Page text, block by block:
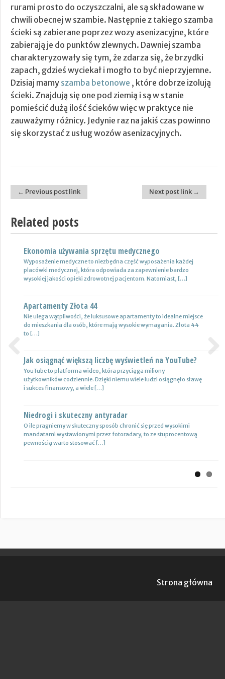
rurami prosto do oczyszczalni, ale są składowane w
chwili obecnej w szambie. Następnie z takiego szamba
ścieki są zabierane poprzez wozy asenizacyjne, które
zabierają je do punktów zlewnych. Dawniej szamba
charakteryzowały się tym, że zdarza się, że brzydki
zapach, gdzieś wyciekał i mogło to być nieprzyjemne.
Dzisiaj mamy szamba betonowe , które dobrze izolują
ścieki. Znajdują się one pod ziemią i są w stanie
pomieścić dużą ilość ścieków więc w praktyce nie
zauważymy różnicy. Jedynie raz na jakiś czas powinno
się skorzystać z usług wozów asenizacyjnych.
Post navigation
← Previous post link Next post link →
Related posts
Ekonomia używania sprzętu medycznego
Wyposażenie medyczne to niezbędna część wyposażenia każdej
placówki medycznej, która odpowiada za zapewnienie bardzo
wysokiej jakości opieki zdrowotnej pacjentom. Natomiast, […]
Apartamenty Złota 44
Nie ulega wątpliwości, że luksusowe apartamenty to idealne miejsce
do mieszkania dla osób, które mają wysokie wymagania. Złota 44
to […]
Jak osiągnąć większą liczbę wyświetleń na YouTube?
YouTube to platforma wideo, która przyciąga miliony
użytkowników codziennie. Dzięki niemu wiele ludzi osiągnęło sławę
i sukces finansowy, a wiele […]
Niedrogi i skuteczny antyradar
O ile pragniemy w skuteczny sposób chronić się przed wysokimi
mandatami wystawionymi przez fotoradary, to ze stuprocentową
pewnością warto stosować […]
Nowoczesne lampy
Nie ulega wątpliwości, że do pojazdów powinno być dobrane
oświetlenie wysokiej jakości, które zapewni wysoki poziom
bezpieczeństwa oraz podniesie komfort […]
Wynajem samochodów i naczep – usługi
Z całą pewnością firmy transportowe spedycyjne czy także
logistyczne potrzebują przede wszystkim nowoczesnej floty aut,
które są gotowe do pracy. […]
Certyfikat uprawnień w branży budowlanej
Uprawnienia w biznesie budowlanej dotyczą różnych specjalności.
Jest to specjalność architektoniczna, niemniej jednak również
konstrukcyjno-budowlana, inżynieryjna oraz instalacyjna. Warto
Drewutnia z palet na działkę
Wiele osób zastanawia się, jaki rodzaj drewutni ogrodowej sprawdzi
się najlepiej w sytuacji bezpiecznego przechowywania na przykład
Previous
Strona główna